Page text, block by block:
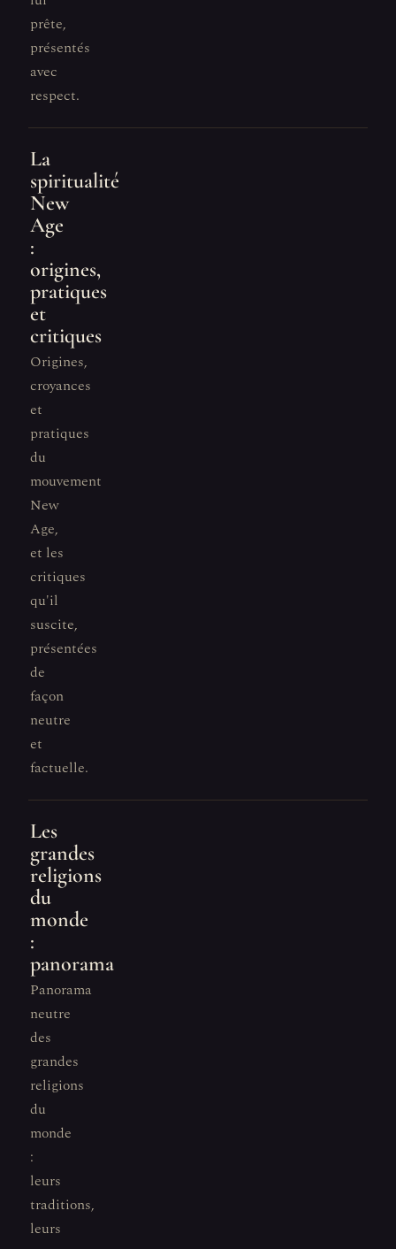
prête,
présentés
avec
respect.
La
spiritualité
New
Age
:
origines,
pratiques
et
critiques
Origines,
croyances
et
pratiques
du
mouvement
New
Age,
et les
critiques
qu'il
suscite,
présentées
de
façon
neutre
et
factuelle.
Les
grandes
religions
du
monde
:
panorama
Panorama
neutre
des
grandes
religions
du
monde
:
leurs
traditions,
leurs